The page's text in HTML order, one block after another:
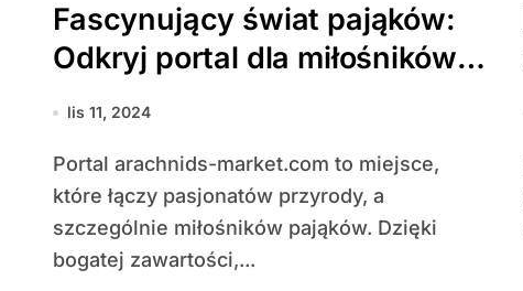
Fascynujący świat pająków:
Odkryj portal dla miłośników
arachnologii
lis 11, 2024
Portal arachnids-market.com to miejsce,
które łączy pasjonatów przyrody, a
szczególnie miłośników pająków. Dzięki
bogatej zawartości,...